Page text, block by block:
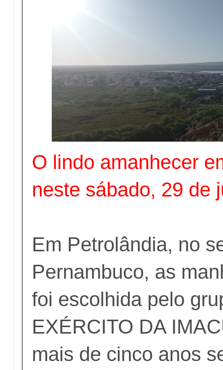
O lindo amanhecer
neste sábado, 29 de
Em Petrolândia, no
Pernambuco, as
foi escolhida pelo
EXÉRCITO DA
mais de cinco anos